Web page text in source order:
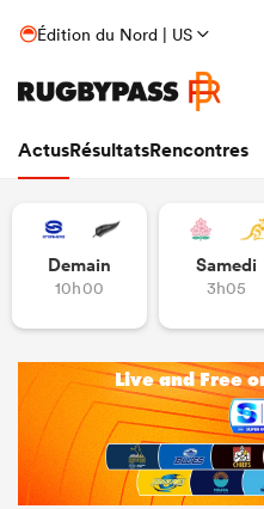
Édition du Nord | US
ActusRésultatsRencontres
Demain
10h00
Samedi
3h05